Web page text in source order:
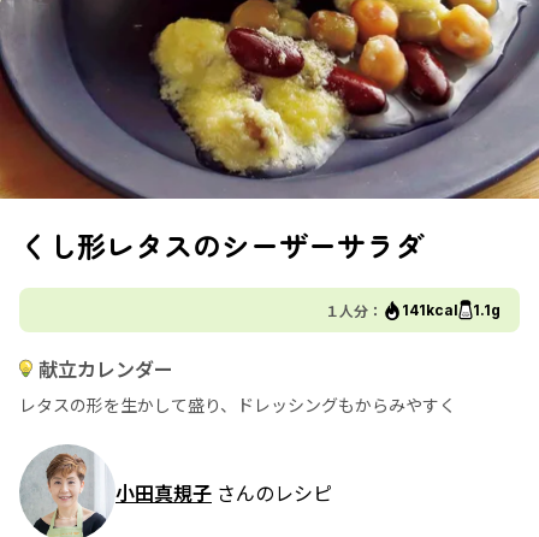
くし形レタスのシーザーサラダ
１人分： 141kcal 1.1g
献立カレンダー
レタスの形を生かして盛り、ドレッシングもからみやすく
小田真規子 さんのレシピ